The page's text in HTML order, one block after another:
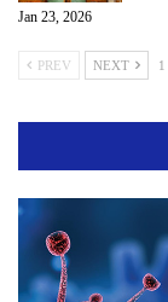
Jan 23, 2026
PREV NEXT